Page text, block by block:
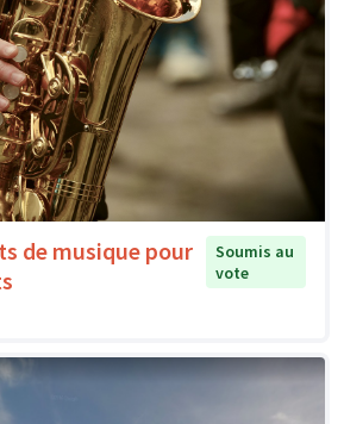
de musique pour
Soumis au
vote